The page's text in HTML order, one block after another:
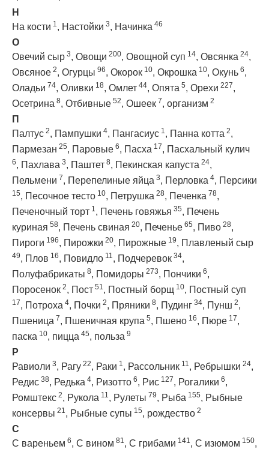
Н
На кости 1, Настойки 3, Начинка 46
О
Овечий сыр 3, Овощи 200, Овощной суп 14, Овсянка 24,
Овсяное 2, Огурцы 96, Окорок 10, Окрошка 10, Окунь 6,
Оладьи 74, Оливки 18, Омлет 44, Опята 5, Орехи 227,
Осетрина 8, Отбивные 52, Ошеек 7, организм 2
П
Палтус 2, Пампушки 4, Пангасиус 1, Панна котта 2,
Пармезан 25, Паровые 6, Пасха 17, Пасхальный кулич
6, Пахлава 3, Паштет 8, Пекинская капуста 24,
Пельмени 7, Перепелиные яйца 3, Перловка 4, Персики
15, Песочное тесто 10, Петрушка 28, Печенка 78,
Печеночный торт 1, Печень говяжья 35, Печень
куриная 58, Печень свиная 20, Печенье 65, Пиво 28,
Пироги 196, Пирожки 20, Пирожные 19, Плавленый сыр
49, Плов 16, Повидло 11, Подчеревок 34,
Полуфабрикаты 8, Помидоры 273, Пончики 6,
Поросенок 2, Пост 51, Постный борщ 10, Постный суп
17, Потроха 4, Почки 2, Пряники 8, Пудинг 34, Пунш 2,
Пшеница 7, Пшеничная крупа 5, Пшено 16, Пюре 17,
паска 10, пицца 45, польза 9
Р
Равиоли 3, Рагу 22, Раки 1, Рассольник 11, Ребрышки 24,
Редис 38, Редька 4, Ризотто 6, Рис 127, Рогалики 6,
Ромштекс 2, Рукола 11, Рулеты 79, Рыба 155, Рыбные
консервы 21, Рыбные супы 15, рождество 2
С
С вареньем 6, С вином 81, С грибами 141, С изюмом 150,